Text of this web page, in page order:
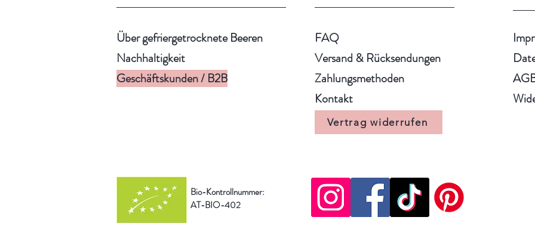
Über gefriergetrocknete Beeren
Nachhaltigkeit
Geschäftskunden / B2B
FAQ
Versand & Rücksendungen
Zahlungsmethoden
Kontakt
Vertrag widerrufen
Bio-Kontrollnummer:
AT-BIO-402